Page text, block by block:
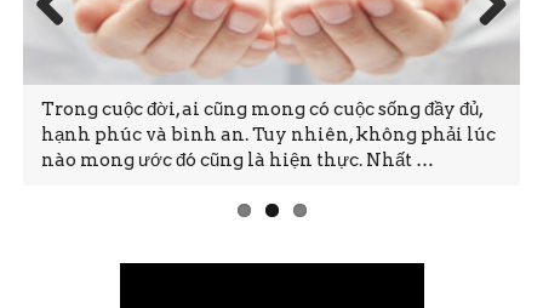
Trong cuộc đời, ai cũng mong có cuộc sống đầy đủ,
hạnh phúc và bình an. Tuy nhiên, không phải lúc
nào mong ước đó cũng là hiện thực. Nhất …
Next